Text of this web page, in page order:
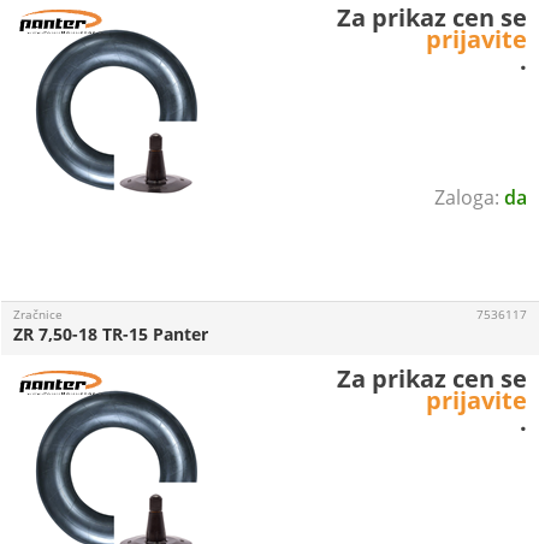
da
Za prikaz cen se
prijavite
.
Zračnice
ZR 7,50-18 TR-15 Panter
7536117
Za prikaz cen se
prijavite
.